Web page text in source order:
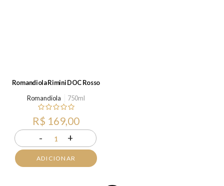
Romandiola Rimini DOC Rosso
Romandiola
750ml
R$ 169,00
- 1 +
ADICIONAR